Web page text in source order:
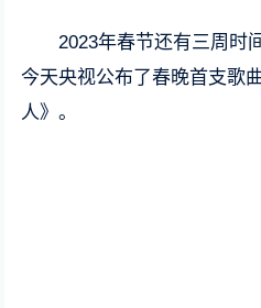
2023年春节还有三周时
今天央视公布了春晚首支歌
人》。